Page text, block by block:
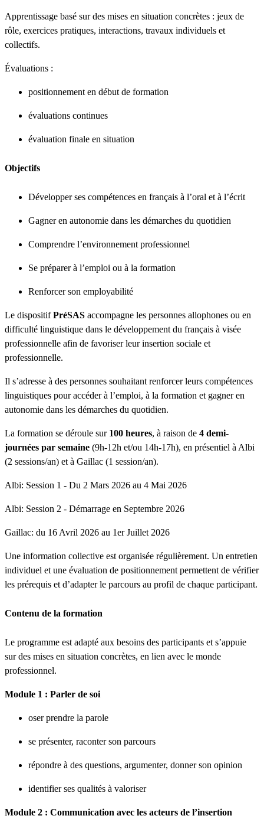
Apprentissage basé sur des mises en situation concrètes : jeux de
rôle, exercices pratiques, interactions, travaux individuels et
collectifs.
Évaluations :
positionnement en début de formation
évaluations continues
évaluation finale en situation
Objectifs
Développer ses compétences en français à l’oral et à l’écrit
Gagner en autonomie dans les démarches du quotidien
Comprendre l’environnement professionnel
Se préparer à l’emploi ou à la formation
Renforcer son employabilité
Le dispositifPréSAS accompagne les personnes allophones ou en
difficulté linguistique dans le développement du français à visée
professionnelle afin de favoriser leur insertion sociale et
professionnelle.
Il s’adresse à des personnes souhaitant renforcer leurs compétences
linguistiques pour accéder à l’emploi, à la formation et gagner en
autonomie dans les démarches du quotidien.
La formation se déroule sur 100 heures, à raison de 4 demi-
journées par semaine (9h-12h et/ou 14h-17h), en présentiel à Albi
(2 sessions/an) et à Gaillac (1 session/an).
Albi: Session 1 - Du 2 Mars 2026 au 4 Mai 2026
Albi: Session 2 - Démarrage en Septembre 2026
Gaillac: du 16 Avril 2026 au 1er Juillet 2026
Une information collective est organisée régulièrement. Un entretien
individuel et une évaluation de positionnement permettent de vérifier
les prérequis et d’adapter le parcours au profil de chaque participant.
Contenu de la formation
Le programme est adapté aux besoins des participants et s’appuie
sur des mises en situation concrètes, en lien avec le monde
professionnel.
Module 1 : Parler de soi
oser prendre la parole
se présenter, raconter son parcours
répondre à des questions, argumenter, donner son opinion
identifier ses qualités à valoriser
Module 2 : Communication avec les acteurs de l’insertion